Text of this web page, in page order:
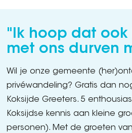
"Ik hoop dat ook
met ons durven
Wil je onze gemeente
privéwandeling? Gratis dan
Koksijde Greeters. 5
Koksijdse kennis aan kleine
personen). Met de groeten van